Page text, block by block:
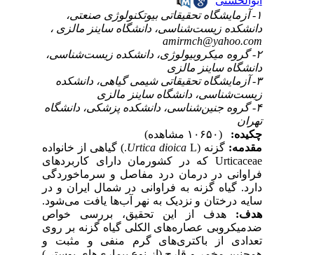
۱- آزمایشگاه تحقیقاتی بیوتکنولوژی صنعتی،
دانشکده زیست‌شناسی، دانشگاه ساینز مالزی ،
amirmch@yahoo.com
۲- گروه میکروبیولوژی، دانشکده زیست‌شناسی،
دانشگاه ساینز مالزی
۳- آزمایشگاه تحقیقاتی شیمی گیاهی، دانشکده
زیست‌شناسی، دانشگاه ساینز مالزی
۴- گروه جنین‌شناسی، دانشکده پزشکی، دانشگاه
تهران
چکیده:
(۱۰۶۵۰ مشاهده)
مقدمه:گزنه‌ ( Urtica dioicaL.) گیاهی از خانواده
Urticaceae که در کشورمان دارای کاربردهای
فراوانی در درمان درد مفاصل و سرماخوردگی
دارد. گیاه گزنه به فراوانی در شمال ایران و در
سایه درختان و نزدیک به نهر آب‌ها یافت می‌شود.
هدف:هدف از این تحقیق، بررسی خواص
ضد‌میکروبی عصاره‌های الکلی گیاه گزنه بر روی
تعدادی از باکتری‌های گرم منفی و مثبت و